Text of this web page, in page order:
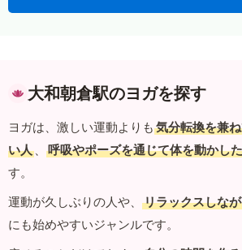
大和朝倉駅のヨガを探す
ヨガは、激しい運動よりも 気分転換を兼
い人 、 呼吸やポーズを通じて体を動かし
す。
運動が久しぶりの人や、
リラックスしな
にも始めやすいジャンルです。